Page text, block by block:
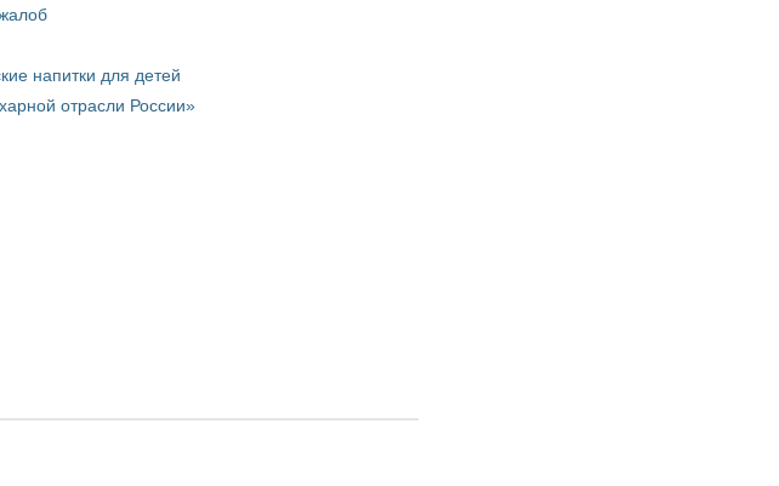
напитки для детей
отрасли России»